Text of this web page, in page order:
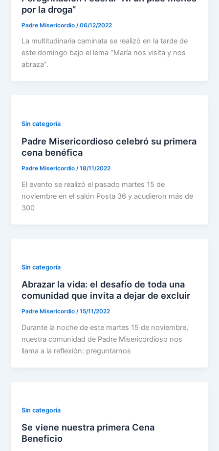
por la droga”
Padre Misericordio /06/12/2022
La multitudinaria caminata se realizó en la tarde de
este domingo bajo el lema “María nos visita y nos
abraza”.
Sin categoría
Padre Misericordioso celebró su primera
cena benéfica
Padre Misericordio /18/11/2022
El evento se realizó el pasado martes 15 de
noviembre en el salón Posta 36 y acudieron más de
300
Sin categoría
Abrazar la vida: el desafío de toda una
comunidad que invita a dejar de excluir
Padre Misericordio/15/11/2022
Durante la noche de este martes 15 de noviembre,
nuestra comunidad de Padre Misericordioso nos
llama a la reflexión: preguntarnos
Sin categoría
Se viene nuestra primera Cena
Beneficio